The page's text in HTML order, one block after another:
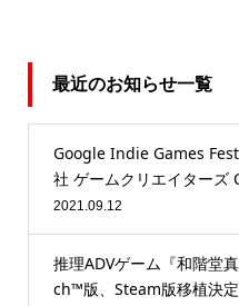
最近のお知らせ一覧
Google Indie Games
社 ゲームクリエイターズ
2021.09.12
推理ADVゲーム『和階堂
ch™版、Steam版移植決定